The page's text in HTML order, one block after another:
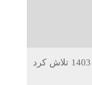
خلاقیت : شرکت فولاد سنگان در سال 1403 تلاش کرد